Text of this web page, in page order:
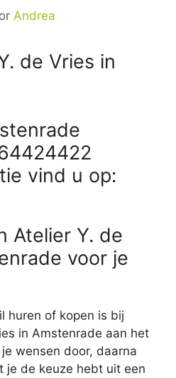
Andrea
de Vries in
vind u op:
Atelier Y. de
voor je
huren of kopen is bij
in Amstenrade aan het
wensen door, daarna
je de keuze hebt uit een